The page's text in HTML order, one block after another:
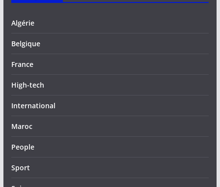
Algérie
Belgique
France
High-tech
International
Maroc
People
Sport